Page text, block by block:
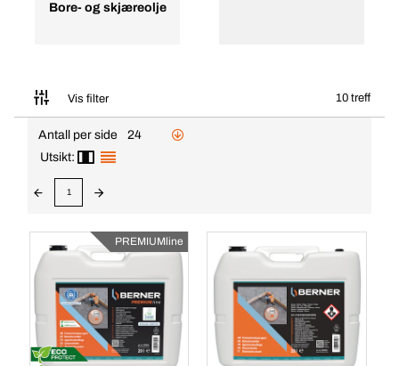
Bore- og skjæreolje
Vis filter 10 treff
Antall per side
24
Utsikt:
1
PREMIUMline